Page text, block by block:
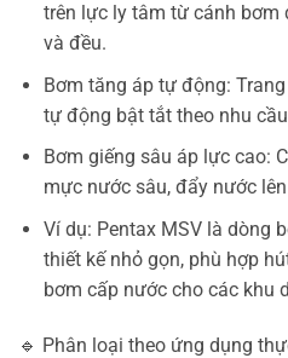
trên lực ly tâm từ cánh bơm
và đều.
Bơm tăng áp tự động:
tự động bật tắt theo nhu
Bơm giếng sâu áp lực cao:
mực nước sâu, đẩy nước
Ví dụ: Pentax MSV là dòng
thiết kế nhỏ gọn, phù hợp
bơm cấp nước cho các khu
🔹 Phân loại theo ứng dụng